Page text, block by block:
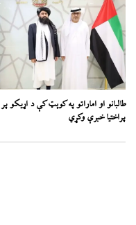
طالبانو او اماراتو په کوېټ کې د اړیکو پر
پراختیا خبرې وکړي